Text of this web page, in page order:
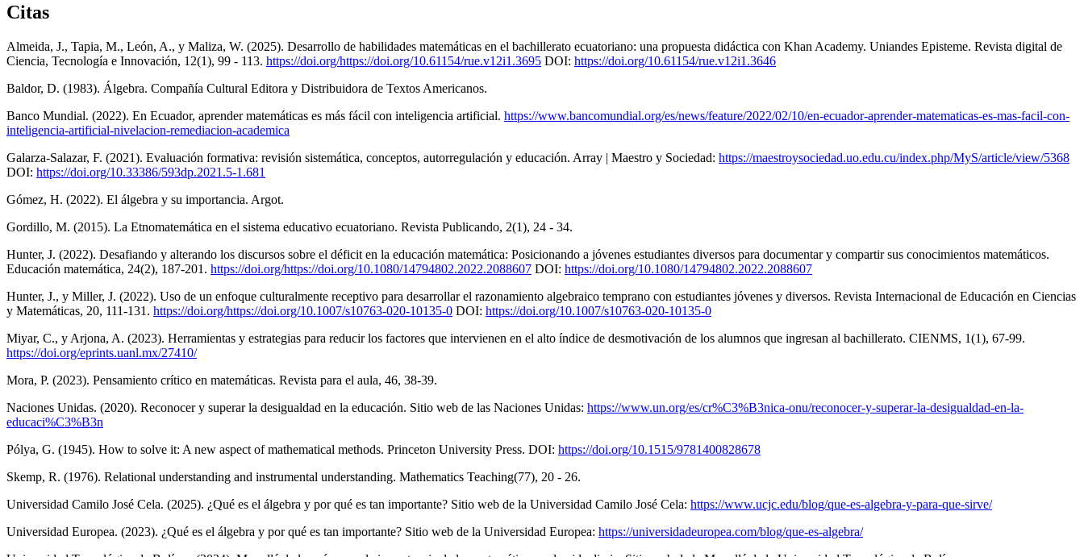
Citas
Almeida, J., Tapia, M., León, A., y Maliza, W. (2025). Desarrollo de habilidades matemáticas en el bachillerato ecuatoriano: una propuesta didáctica con Khan Academy. Uniandes Episteme. Revista digital de
Ciencia, Tecnología e Innovación, 12(1), 99 - 113. https://doi.org/https://doi.org/10.61154/rue.v12i1.3695 DOI: https://doi.org/10.61154/rue.v12i1.3646
Baldor, D. (1983). Álgebra. Compañía Cultural Editora y Distribuidora de Textos Americanos.
Banco Mundial. (2022). En Ecuador, aprender matemáticas es más fácil con inteligencia artificial. https://www.bancomundial.org/es/news/feature/2022/02/10/en-ecuador-aprender-matematicas-es-mas-facil-con-
inteligencia-artificial-nivelacion-remediacion-academica
Galarza-Salazar, F. (2021). Evaluación formativa: revisión sistemática, conceptos, autorregulación y educación. Array | Maestro y Sociedad: https://maestroysociedad.uo.edu.cu/index.php/MyS/article/view/5368
DOI: https://doi.org/10.33386/593dp.2021.5-1.681
Gómez, H. (2022). El álgebra y su importancia. Argot.
Gordillo, M. (2015). La Etnomatemática en el sistema educativo ecuatoriano. Revista Publicando, 2(1), 24 - 34.
Hunter, J. (2022). Desafiando y alterando los discursos sobre el déficit en la educación matemática: Posicionando a jóvenes estudiantes diversos para documentar y compartir sus conocimientos matemáticos.
Educación matemática, 24(2), 187-201. https://doi.org/https://doi.org/10.1080/14794802.2022.2088607 DOI: https://doi.org/10.1080/14794802.2022.2088607
Hunter, J., y Miller, J. (2022). Uso de un enfoque culturalmente receptivo para desarrollar el razonamiento algebraico temprano con estudiantes jóvenes y diversos. Revista Internacional de Educación en Ciencias
y Matemáticas, 20, 111-131. https://doi.org/https://doi.org/10.1007/s10763-020-10135-0 DOI: https://doi.org/10.1007/s10763-020-10135-0
Miyar, C., y Arjona, A. (2023). Herramientas y estrategias para reducir los factores que intervienen en el alto índice de desmotivación de los alumnos que ingresan al bachillerato. CIENMS, 1(1), 67-99.
https://doi.org/eprints.uanl.mx/27410/
Mora, P. (2023). Pensamiento crítico en matemáticas. Revista para el aula, 46, 38-39.
Naciones Unidas. (2020). Reconocer y superar la desigualdad en la educación. Sitio web de las Naciones Unidas: https://www.un.org/es/cr%C3%B3nica-onu/reconocer-y-superar-la-desigualdad-en-la-
educaci%C3%B3n
Pólya, G. (1945). How to solve it: A new aspect of mathematical methods. Princeton University Press. DOI: https://doi.org/10.1515/9781400828678
Skemp, R. (1976). Relational understanding and instrumental understanding. Mathematics Teaching(77), 20 - 26.
Universidad Camilo José Cela. (2025). ¿Qué es el álgebra y por qué es tan importante? Sitio web de la Universidad Camilo José Cela: https://www.ucjc.edu/blog/que-es-algebra-y-para-que-sirve/
Universidad Europea. (2023). ¿Qué es el álgebra y por qué es tan importante? Sitio web de la Universidad Europea: https://universidadeuropea.com/blog/que-es-algebra/